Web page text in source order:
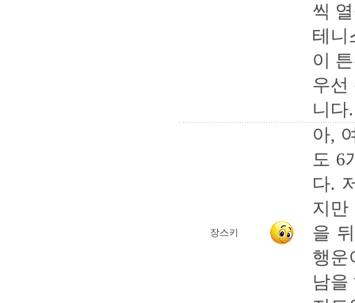
씩
테니
이
우선
니다
장스키
아,
도 6
다.
지만
을
행운
남을